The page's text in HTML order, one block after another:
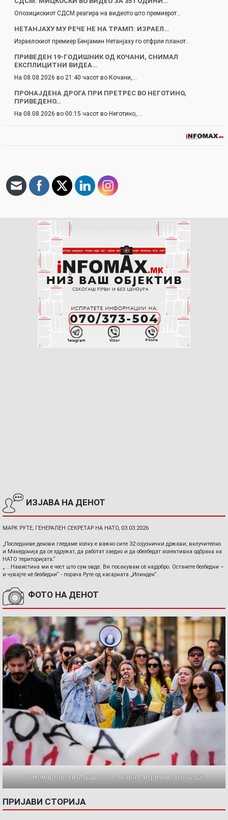
Опозицискиот СДСМ реагира на видеото што премиерот…
НЕТАНЈАХУ МУ РЕЧЕ НЕ НА ТРАМП: ИЗРАЕЛ…
Израелскиот премиер Бенјамин Нетанјаху го отфрли планот…
ПРИВЕДЕН 19-ГОДИШНИК ОД КОЧАНИ, СНИМАЛ
ЕКСПЛИЦИТНИ ВИДЕА…
На 08.08.2026 во 21:40 часот во Кочани,…
ПРОНАЈДЕНА ДРОГА ПРИ ПРЕТРЕС ВО НЕГОТИНО,
ПРИВЕДЕНО…
На 08.08.2026 во 00:15 часот во Неготино,…
ИЗЈАВА НА ДЕНОТ
МАРК РУТЕ, ГЕНЕРАЛЕН СЕКРЕТАР НА НАТО, 03.03.2026
„Последниве денови гледаме колку е важно сите 32 сојузнички држави, вклучително
и Македонија да се здружат, да работат заедно и да обезбедат колективна одбрана на
НАТО територијата.“
„ ...Навистина ми е чест што сум овде. Ви посакувам сè најдобро. Останете безбедни –
и чувајте нè безбедни“ - порача Руте од касарната „Илинден“.
ФОТО НА ДЕНОТ
Осмомартовски Марш / Фото: Сара Митрички, 08.03.2026
ПРИЈАВИ СТОРИЈА